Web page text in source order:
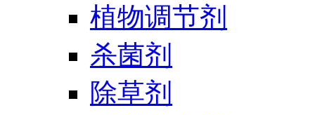
植物调节剂
杀菌剂
除草剂